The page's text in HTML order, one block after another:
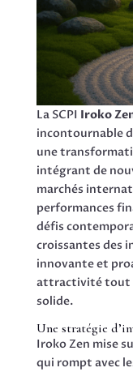
La SCPI Iroko
incontournable
une
intégrant de
marchés
performances
défis
croissantes des
innovante et
attractivité tout
solide.
Une stratégie
Iroko Zen mise
qui rompt avec